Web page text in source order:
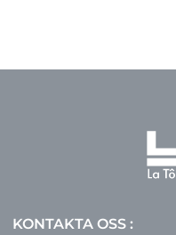
KONTAKTA OSS :